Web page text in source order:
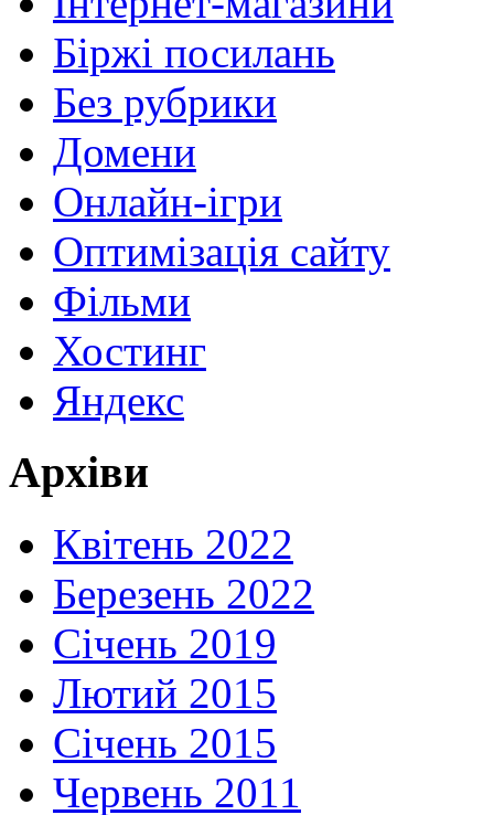
Біржі посилань
Без рубрики
Домени
Онлайн-ігри
Оптимізація сайту
Фільми
Хостинг
Яндекс
Архіви
Квітень 2022
Березень 2022
Січень 2019
Лютий 2015
Січень 2015
Червень 2011